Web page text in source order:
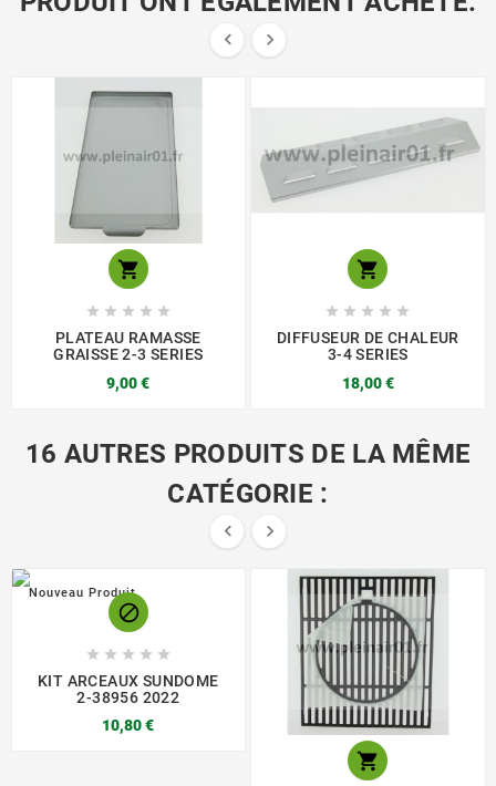
 

    
PLATEAU RAMASSE
GRAISSE 2-3 SERIES
9,00 €

    
DIFFUSEUR DE CHALEUR
3-4 SERIES
18,00 €
16 AUTRES PRODUITS DE LA MÊME
CATÉGORIE :
 
Nouveau Produit

    
KIT ARCEAUX SUNDOME
2-38956 2022
10,80 €
